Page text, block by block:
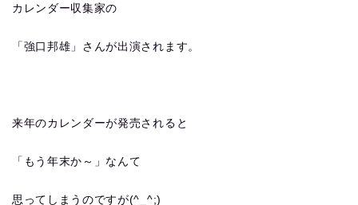
カレンダー収集家の
「強口邦雄」さんが出演されます。
来年のカレンダーが発売されると
「もう年末か～」なんて
思ってしまうのですが(^_^;)